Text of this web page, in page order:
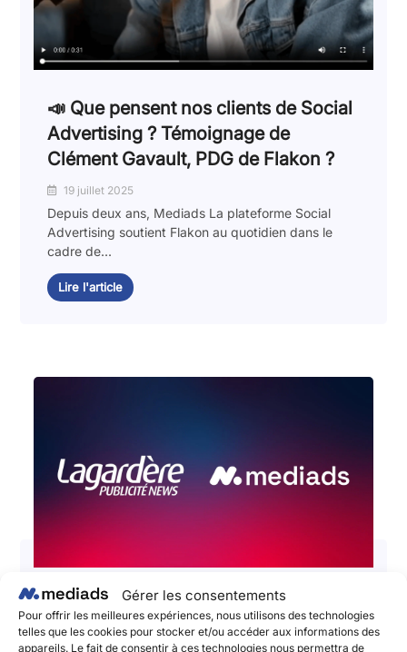
Gérer les consentements
Pour offrir les meilleures expériences, nous utilisons des technologies
telles que les cookies pour stocker et/ou accéder aux informations des
appareils. Le fait de consentir à ces technologies nous permettra de
📣 Que pensent nos clients de Social
Advertising ? Témoignage de
Clément Gavault, PDG de Flakon ?
19 juillet 2025
Depuis deux ans, Mediads La plateforme Social
Advertising soutient Flakon au quotidien dans le
cadre de...
Lire l'article
📣 Lagardère Publicité News et
Mediads La Social Publishing